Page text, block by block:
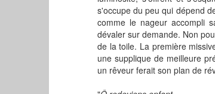
s'occupe du peu qui dépend
comme le nageur accompli
dévaler sur demande. Non
de la toile. La première
une supplique de meilleure
un rêveur ferait son plan de